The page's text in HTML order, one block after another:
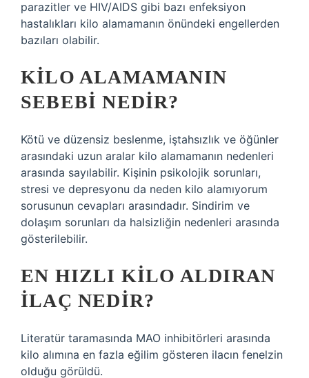
parazitler ve HIV/AIDS gibi bazı enfeksiyon
hastalıkları kilo alamamanın önündeki engellerden
bazıları olabilir.
KILO ALAMAMANIN
SEBEBI NEDIR?
Kötü ve düzensiz beslenme, iştahsızlık ve öğünler
arasındaki uzun aralar kilo alamamanın nedenleri
arasında sayılabilir. Kişinin psikolojik sorunları,
stresi ve depresyonu da neden kilo alamıyorum
sorusunun cevapları arasındadır. Sindirim ve
dolaşım sorunları da halsizliğin nedenleri arasında
gösterilebilir.
EN HIZLI KILO ALDIRAN
ILAÇ NEDIR?
Literatür taramasında MAO inhibitörleri arasında
kilo alımına en fazla eğilim gösteren ilacın fenelzin
olduğu görüldü.